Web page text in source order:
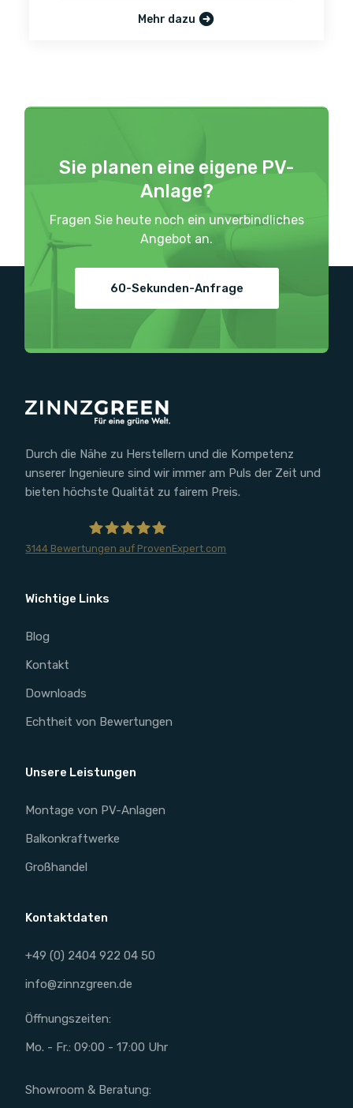
Mehr dazu
Sie planen eine eigene PV-
Anlage?
Fragen Sie heute noch ein unverbindliches
Angebot an.
60-Sekunden-Anfrage
Durch die Nähe zu Herstellern und die Kompetenz
unserer Ingenieure sind wir immer am Puls der Zeit und
bieten höchste Qualität zu fairem Preis.
3144 Bewertungen auf ProvenExpert.com
Wichtige Links
Blog
Kontakt
Downloads
Echtheit von Bewertungen
Unsere Leistungen
Montage von PV-Anlagen
Balkonkraftwerke
Großhandel
Kontaktdaten
+49 (0) 2404 922 04 50
info@zinnzgreen.de
Öffnungszeiten:
Mo. - Fr.: 09:00 - 17:00 Uhr
Showroom & Beratung: